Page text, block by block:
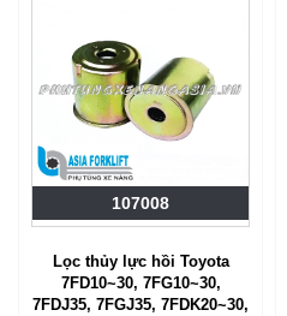
107008
Lọc thủy lực hồi Toyota
7FD10~30, 7FG10~30,
7FDJ35, 7FGJ35, 7FDK20~30,